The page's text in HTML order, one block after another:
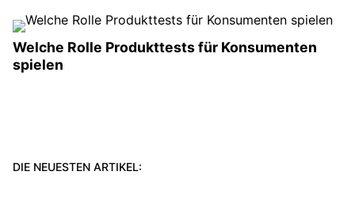
Welche Rolle Produkttests für Konsumenten
spielen
DIE NEUESTEN ARTIKEL: